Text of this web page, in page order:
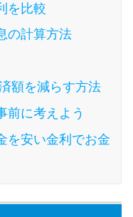
ンを選ぶべき4つ
のポイント
覧
を比較
の計算方法
額を減らす方法
前に考えよう
を安い金利でお金